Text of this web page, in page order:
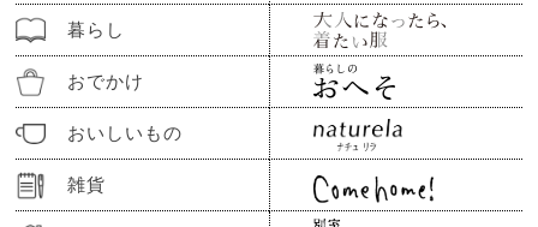
暮らし
おでかけ
おいしいもの
雑貨